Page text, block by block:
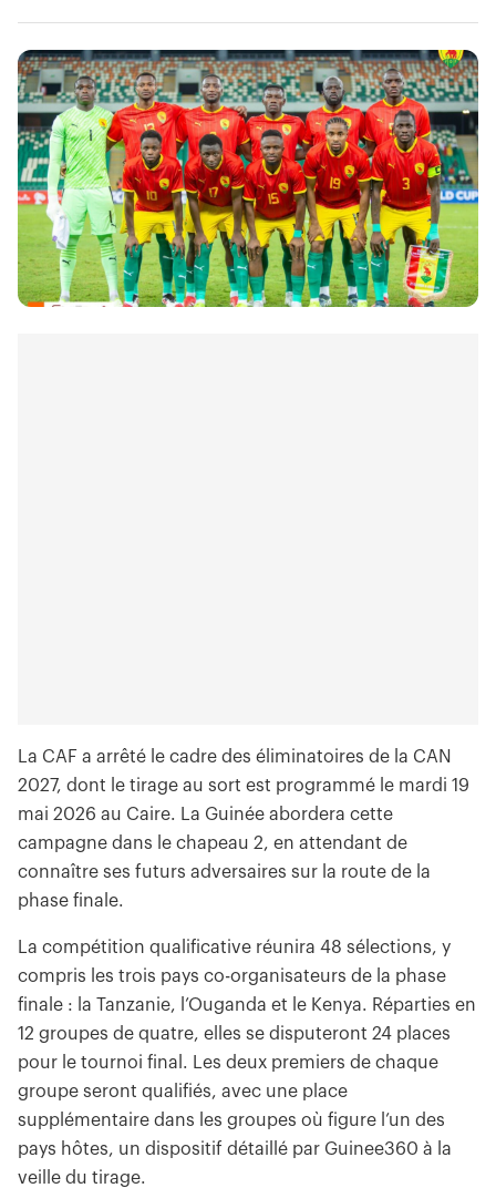
La CAF a arrêté le cadre des éliminatoires de la CAN
2027, dont le tirage au sort est programmé le mardi 19
mai 2026 au Caire. La Guinée abordera cette
campagne dans le chapeau 2, en attendant de
connaître ses futurs adversaires sur la route de la
phase finale.
La compétition qualificative réunira 48 sélections, y
compris les trois pays co-organisateurs de la phase
finale : la Tanzanie, l’Ouganda et le Kenya. Réparties en
12 groupes de quatre, elles se disputeront 24 places
pour le tournoi final. Les deux premiers de chaque
groupe seront qualifiés, avec une place
supplémentaire dans les groupes où figure l’un des
pays hôtes, un dispositif détaillé par Guinee360 à la
veille du tirage.